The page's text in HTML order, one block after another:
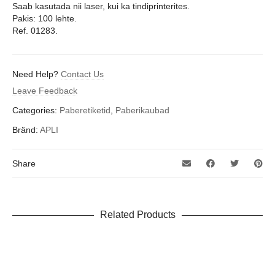
Saab kasutada nii laser, kui ka tindiprinterites.
Pakis: 100 lehte.
Ref. 01283.
Need Help? Contact Us
Leave Feedback
Categories: Paberetiketid, Paberikaubad
Bränd: APLI
Share
Related Products